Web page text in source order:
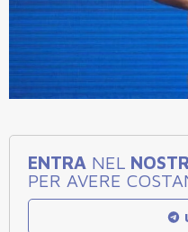
ENTRA NEL
PER AVERE